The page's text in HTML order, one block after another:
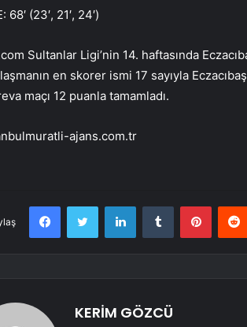
68′ (23′, 21′, 24′)
Sultanlar Ligi’nin 14. haftasında
en skorer ismi 17 sayıyla
maçı 12 puanla tamamladı.
ajans.com.tr
FacebookTwitter LinkedInTumblr
KERİM GÖZCÜ